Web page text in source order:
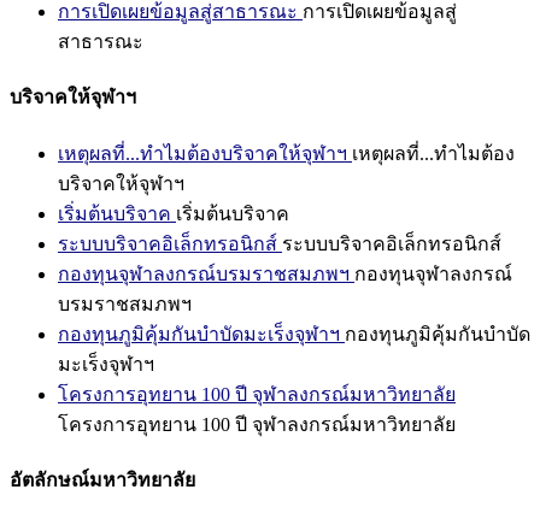
การเปิดเผยข้อมูลสู่สาธารณะ การเปิดเผยข้อมูลสู่
สาธารณะ
บริจาคให้จุฬาฯ
เหตุผลที่...ทำไมต้องบริจาคให้จุฬาฯ เหตุผลที่...ทำไมต้อง
บริจาคให้จุฬาฯ
เริ่มต้นบริจาค เริ่มต้นบริจาค
ระบบบริจาคอิเล็กทรอนิกส์ ระบบบริจาคอิเล็กทรอนิกส์
กองทุนจุฬาลงกรณ์บรมราชสมภพฯ กองทุนจุฬาลงกรณ์
บรมราชสมภพฯ
กองทุนภูมิคุ้มกันบำบัดมะเร็งจุฬาฯ กองทุนภูมิคุ้มกันบำบัด
มะเร็งจุฬาฯ
โครงการอุทยาน 100 ปี จุฬาลงกรณ์มหาวิทยาลัย
โครงการอุทยาน 100 ปี จุฬาลงกรณ์มหาวิทยาลัย
อัตลักษณ์มหาวิทยาลัย